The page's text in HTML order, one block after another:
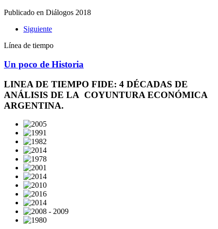
Publicado en Diálogos 2018
Siguiente
Línea de tiempo
Un poco de Historia
LINEA DE TIEMPO FIDE: 4 DÉCADAS DE
ANÁLISIS DE LA COYUNTURA ECONÓMICA
ARGENTINA.